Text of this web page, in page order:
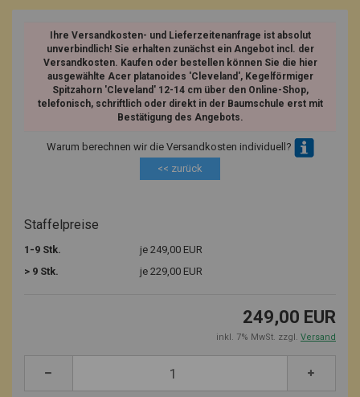
Ihre Versandkosten- und Lieferzeitenanfrage ist absolut
unverbindlich! Sie erhalten zunächst ein Angebot incl. der
Versandkosten. Kaufen oder bestellen können Sie die hier
ausgewählte Acer platanoides 'Cleveland', Kegelförmiger
Spitzahorn 'Cleveland' 12-14 cm über den Online-Shop,
telefonisch, schriftlich oder direkt in der Baumschule erst mit
Bestätigung des Angebots.
Warum berechnen wir die Versandkosten individuell?
<< zurück
Staffelpreise
1-9 Stk.
je 249,00 EUR
> 9 Stk.
je 229,00 EUR
249,00 EUR
inkl. 7% MwSt. zzgl. Versand